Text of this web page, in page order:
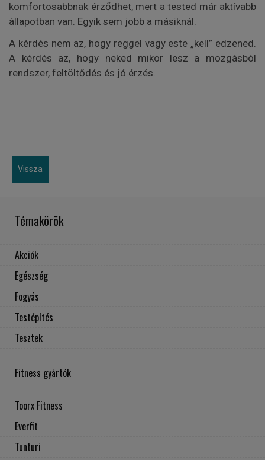
komfortosabbnak érződhet, mert a tested már aktívabb
állapotban van. Egyik sem jobb a másiknál.
A kérdés nem az, hogy reggel vagy este „kell” edzened.
A kérdés az, hogy neked mikor lesz a mozgásból
rendszer, feltöltődés és jó érzés.
Vissza
Témakörök
Akciók
Egészség
Fogyás
Testépítés
Tesztek
Fitness gyártók
Toorx Fitness
Everfit
Tunturi